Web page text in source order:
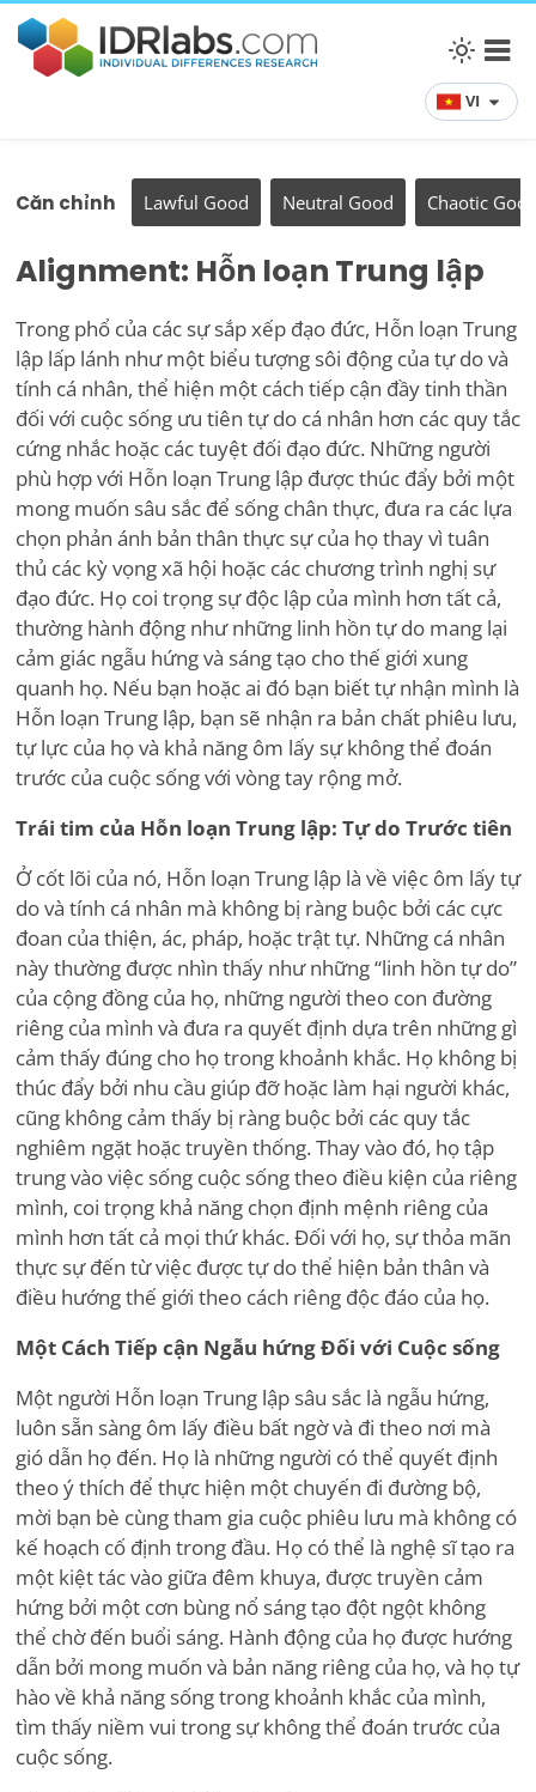
VI
Căn chỉnh Lawful Good Neutral Good Chaotic
Alignment: Hỗn loạn Trung lập
Trong phổ của các sự sắp xếp đạo đức, Hỗn loạn Trung
lập lấp lánh như một biểu tượng sôi động của tự do và
tính cá nhân, thể hiện một cách tiếp cận đầy tinh thần
đối với cuộc sống ưu tiên tự do cá nhân hơn các quy tắc
cứng nhắc hoặc các tuyệt đối đạo đức. Những người
phù hợp với Hỗn loạn Trung lập được thúc đẩy bởi một
mong muốn sâu sắc để sống chân thực, đưa ra các lựa
chọn phản ánh bản thân thực sự của họ thay vì tuân
thủ các kỳ vọng xã hội hoặc các chương trình nghị sự
đạo đức. Họ coi trọng sự độc lập của mình hơn tất cả,
thường hành động như những linh hồn tự do mang lại
cảm giác ngẫu hứng và sáng tạo cho thế giới xung
quanh họ. Nếu bạn hoặc ai đó bạn biết tự nhận mình là
Hỗn loạn Trung lập, bạn sẽ nhận ra bản chất phiêu lưu,
tự lực của họ và khả năng ôm lấy sự không thể đoán
trước của cuộc sống với vòng tay rộng mở.
Trái tim của Hỗn loạn Trung lập: Tự do Trước tiên
Ở cốt lõi của nó, Hỗn loạn Trung lập là về việc ôm lấy tự
do và tính cá nhân mà không bị ràng buộc bởi các cực
đoan của thiện, ác, pháp, hoặc trật tự. Những cá nhân
này thường được nhìn thấy như những “linh hồn tự do”
của cộng đồng của họ, những người theo con đường
riêng của mình và đưa ra quyết định dựa trên những gì
cảm thấy đúng cho họ trong khoảnh khắc. Họ không bị
thúc đẩy bởi nhu cầu giúp đỡ hoặc làm hại người khác,
cũng không cảm thấy bị ràng buộc bởi các quy tắc
nghiêm ngặt hoặc truyền thống. Thay vào đó, họ tập
trung vào việc sống cuộc sống theo điều kiện của riêng
mình, coi trọng khả năng chọn định mệnh riêng của
mình hơn tất cả mọi thứ khác. Đối với họ, sự thỏa mãn
thực sự đến từ việc được tự do thể hiện bản thân và
điều hướng thế giới theo cách riêng độc đáo của họ.
Một Cách Tiếp cận Ngẫu hứng Đối với Cuộc sống
Một người Hỗn loạn Trung lập sâu sắc là ngẫu hứng,
luôn sẵn sàng ôm lấy điều bất ngờ và đi theo nơi mà
gió dẫn họ đến. Họ là những người có thể quyết định
theo ý thích để thực hiện một chuyến đi đường bộ,
mời bạn bè cùng tham gia cuộc phiêu lưu mà không có
kế hoạch cố định trong đầu. Họ có thể là nghệ sĩ tạo ra
một kiệt tác vào giữa đêm khuya, được truyền cảm
hứng bởi một cơn bùng nổ sáng tạo đột ngột không
thể chờ đến buổi sáng. Hành động của họ được hướng
dẫn bởi mong muốn và bản năng riêng của họ, và họ tự
hào về khả năng sống trong khoảnh khắc của mình,
tìm thấy niềm vui trong sự không thể đoán trước của
cuộc sống.